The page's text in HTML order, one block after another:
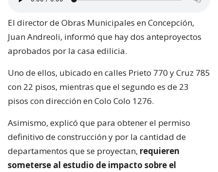
El director de Obras Municipales en Concepción,
Juan Andreoli, informó que hay dos anteproyectos
aprobados por la casa edilicia.
Uno de ellos, ubicado en calles Prieto 770 y Cruz 785
con 22 pisos, mientras que el segundo es de 23
pisos con dirección en Colo Colo 1276.
Asimismo, explicó que para obtener el permiso
definitivo de construcción y por la cantidad de
departamentos que se proyectan, requieren
someterse al estudio de impacto sobre el